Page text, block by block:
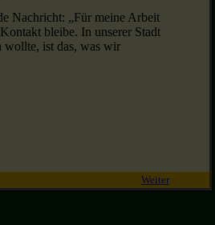
Nachricht: „Für meine Arbeit
bleibe. In unserer Stadt
wollte, ist das, was wir
Weiter